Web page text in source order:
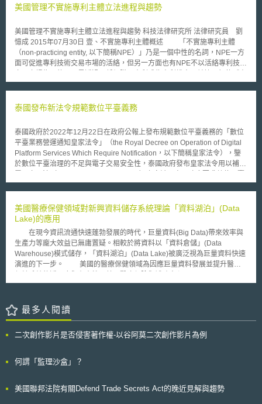
觀察 在美國，聯邦通訊委員會（Federal Communication
關，對於網際網路上之新興應用服務，為鼓勵新興技術的發展，一向以避免
管制為原則，也因此一些OTT TV或VoIP之商業模式，近年來無論係在美國
境內抑或境外，皆有著長足的發展。另一方面，隨著科技快速變遷，FCC亦
與時俱進持續透過公眾諮詢，尋求是否有調整相關定義，抑或擴張規範管制
之必要。例如，2014年12月，FCC發布一個法規修訂公開意見徵集的通知
訊法（Communications Act of 1934）下之相關規範，以反映目前透過網際
Distributor（MVPD）一詞定義。 貳、關鍵之法制課題 由於FCC在創新
要，同時，提供此應用服務的業者，無論係電信業者還是新興科技業者，其
彼此間相互且複雜之法律關係，所衍生之法制議題，實有必要探討以及釐
清，謹就兩個層面的問題概述如下： 關於第一個層次網路中立（Net
Neutrality）的議題，從相關案例實務判決觀察，2014年2月，美國有線寬
頻業者Comcast即以頻寬有限資源，以及確保網路流量充足的理由，說服
Netflix服務營運商，同意因此付費給Comcast，而雙方所進行之合作，也引
Open Internet Order，有別於過往命令僅能有限度地適用於行動網路服務業
者（mobile broadband），新的命令將能全面性地適用於固網以及行動網
路業者，反應近年來在無線寬頻網路科技之快速進展，將擴張保護消費者近
取網際網路的方式。 其次，觀察目前美國境內OTT的業者，包括Now
TV、Netflix、Ditto TV、Whereever TV、Hulu、Emagine、myTV等，均有
建置整合平台，俾利提供消費者新型態的商業服務，從知名Netflix公司所建
構的平台政策，相關重要的規範課題包含資料的蒐集、處理與利用，也提到
外，相關衍生的責任亦會予以劃清。 參、簡評 從上述可得知，創新應
用服務（OTT）整體之發展，係與網際網路（Internet）相關推動工作係一
體的，因此，我國未來如欲推動OTT相關創新服務，相關網際網路所衍生的
通訊傳播委員會（NCC），在主管的法令中，目前依據電信法相關規範，
正當理由，第一類電信事業市場主導者不得對其他電信事業或用戶給予差別
待遇，抑或不得為其他濫用市場地位或經主管機關認定之不公平競爭行為
美國管理不實施專利主體立法進程與趨勢
美國管理不實施專利主體立法進程與趨勢 科技法律研究所 法律研究員 劉
憶成 2015年07月30日 壹、不實施專利主體概述 「不實施專利主體
（non-practicing entity, 以下簡稱NPE）」乃是一個中性的名詞，NPE一方
面可促進專利技術交易市場的活絡，但另一方面也有NPE不以活絡專利技術
利法》上之權利，投機性地靜待商品製造者投入不可回復之鉅額投資後，始
Troll」（中文有譯為「專利巨人」、「專利蟑螂」、「專利流氓」、「專利
地痞藉由有問題的專利申請範圍恐嚇企業並勒索和解金的案例激增，對美國
造成數十億美元的經濟耗損並且破壞了美國的創新，其橫行的技術領域以智
慧型手機及其他消費性電子產品為最。根據加州舊金山的專利顧問公司RPX
所作的研究，至2014年，美國專利侵權訴訟中有63%的訴訟是由專利地痞
所提起，而受害公司花費在法律費用、和解或判決的費用約122億美元。因
都成為美國的重要政策目標。 貳、美國政府的對應措施 為了解決專利
（Leahy-Smith America Invents Act of 2011），以下簡稱AIA》，該法並於
2012年生效。其目的在於透過改善美國專利制度，包括為發明人提供專利
處理程序的快速通道、採取重要步驟來降低專利案件的積壓及提升美國人在
國外保護其智慧財產權的能力等等。 不過，專利地痞所帶來的挑戰依
舊，特別是專利地痞提出侵權訴訟之成本與被控侵權公司為了防禦所付出的
成本之間不具對稱性，這使得專利地痞有機會以和解取得利益。因此，
2013年美國政府曾向其國會提出立法七項建議，也祭出五項行政措施，使
專利制度更具有透明性，並為發明者創造一個公平競爭的環境。 參、美國
程。以下將就2015年美國國會針對專利地痞所提出之法案進行介紹。
（一）新版創新法案（the Innovation Act） 本法案2015年2月5日送入
Invents Act，AIA），企圖進一步解決專利地痞濫用訴訟之難題，其中重要
standard）、專利權人揭示制度、客戶中止訴訟程序等等。 （二）警
標局（USPTO）建立一個公開可查詢的警告函資料庫，然後要求大量寄發
泰國發布新法令規範數位平臺義務
泰國政府於2022年12月22日在政府公報上發布規範數位平臺義務的「數位
平臺業務營運通知皇家法令」（the Royal Decree on Operation of Digital
Platform Services Which Require Notification，以下簡稱皇家法令），鑒
於數位平臺治理的不足與電子交易安全性，泰國政府發布皇家法令用以補充
採取必要措施以符合皇家法令，將於2023年8月20日生效。 皇家法令將
交易的電子中介平臺。營收達到180萬泰銖的自然人、或營收達到5000萬泰
銖的法人、或在泰國境內每月活躍用戶達到5000人的數位平臺需要負擔一
定義務，包含向主管機關電子交易發展署（Electronic Transactions
Development Agency, ETDA）通報其相關資訊、向ETDA提供年度報告、
變更條款的透明度義務、以及境外數位平臺需指定代理人等。此外，數位平
臺在提供服務或對數位平臺相關資訊進行修改時，有通知平臺用戶必要資訊
的義務。 單一服務營收每年超過3億泰銖、或整體服務營收每年超過10億泰
管理措施等額外義務。 自歐盟制定數位服務法（Digital Services Act）後，
各國陸續建立數位平臺治理制度。經觀察，泰國政府是基於維護電子交易安
全目的要求數位平臺負擔相關義務，與歐盟所關注的監督數位平臺與保護使
韓、新加坡等也在研擬數位平臺治理法制，各國數位平臺治理法制之發展與
美國醫療保健領域對新興資料儲存系統理論「資料湖泊」(Data
Lake)的應用
在現今資訊流通快速蓬勃發展的時代，巨量資料(Big Data)帶來效率與
生產力等龐大效益已無庸置疑。相較於將資料以「資料倉儲」(Data
Warehouse)模式儲存，「資料湖泊」(Data Lake)被廣泛視為巨量資料快速
演進的下一步。 美國的醫療保健領域為因應巨量資料發展並提升醫療
Medicare & Medicaid Services, CMS)於2013年底建立CMS虛擬研究資料
的方式取得並分析CMS的龐大醫療保健資料。此種資料倉儲模式會對進入
的資料預先分類，並整合為特定形式以指導後續分析的方式。缺點在於為讓
資訊並將其轉換成機器可讀取格式，各資料版本會被強制整合為特別形式，
有鑑於此，為更有效益的應用巨量資料，Pentaho首席技術官James Dixon
已被熱烈討論。 與Data Warehouse最大不同在於Data Lake可包含
最多人閱讀
二次創作影片是否侵害著作權-以谷阿莫二次創作影片為例
何謂「監理沙盒」？
美國聯邦法院有關Defend Trade Secrets Act的晚近見解與趨勢